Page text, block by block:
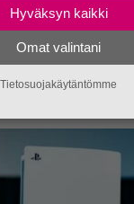
vuotta:
Recon:
Ghost
Hyväksyn kaikki
Omat valintani
Tietosuojakäytäntömme